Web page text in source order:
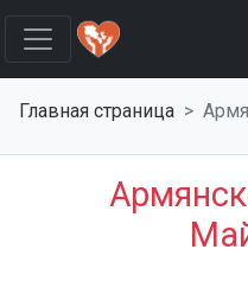
Главная страница